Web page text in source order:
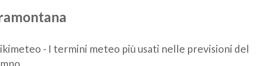
- I termini meteo più usati nelle previsioni del